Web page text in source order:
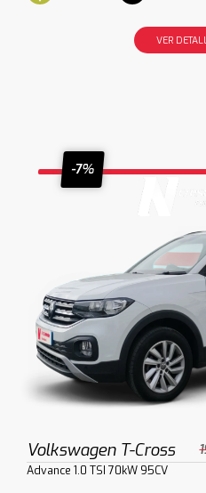
VER
-7%
Volkswagen T-Cross
Advance 1.0 TSI 70kW 95CV